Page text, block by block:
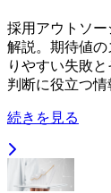
採用アウトソ
解説。期待値
りやすい失敗
判断に役立つ情
続きを見る